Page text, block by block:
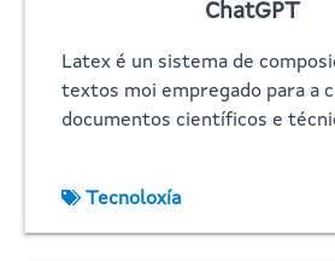
ChatGPT
Latex é un sistema de
textos moi empregado para a
documentos científicos e
Tecnoloxía